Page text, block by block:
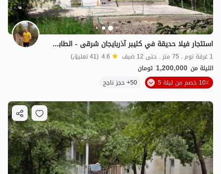
استئجار فيلا حديقة في کلیبر آذربایجان شرقی - الطابق الأول
1 غرفة نوم . 75 متر . حتى 12 ضيف 4.6 (41 تعليق)
الليلة من 1,200,000 تومان
10٪ خصم من ليلة 5
50+ حجز ناجح